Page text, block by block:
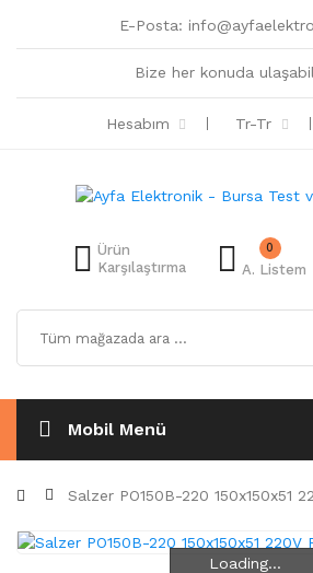
E-Posta:
Bize her konuda
Hesabım Tr-Tr
Ürün
Karşılaştırma
A. Listem
0
Mobil Menü
Salzer PO150B-220 150x150x51
Loading...
Loading...